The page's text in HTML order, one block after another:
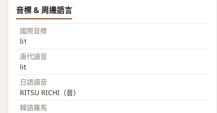
音標 & 周邊語言
國際音標
li˥˧
唐代讀音
lit
日語讀音
RITSU RICHI（音）
韓語羅馬